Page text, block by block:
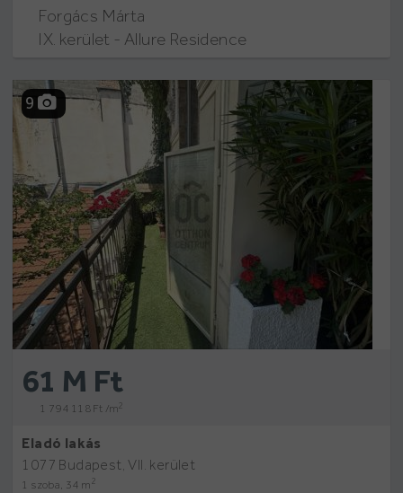
Forgács Márta
IX. kerület - Allure Residence
9
61 M Ft
1 794 118 Ft /m2
Eladó lakás
1077 Budapest, VII. kerület
1 szoba, 34 m2